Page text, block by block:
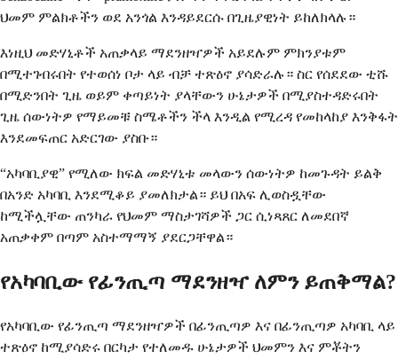
ህመም ምልክቶችን ወደ አንጎል እንዳይደርሱ በጊዜያዊነት ይከለክላሉ።
እነዚህ መድሃኒቶች አጠቃላይ ማደንዘዣዎች አይደሉም ምክንያቱም
በሚተገብሩበት የተወሰነ ቦታ ላይ ብቻ ተጽዕኖ ያሳድራሉ። ስር የሰደደው ቲሹ
በሚድንበት ጊዜ ወይም ቀጣይነት ያላቸውን ሁኔታዎች በሚያስተዳድሩበት
ጊዜ ሰውነትዎ የማይመቹ ስሜቶችን ችላ እንዲል የሚረዳ የመከላከያ እንቅፋት
እንደመፍጠር አድርገው ያስቡ።
“አካባቢያዊ” የሚለው ክፍል መድሃኒቱ መላውን ሰውነትዎ ከመጉዳት ይልቅ
በአንድ አካባቢ እንደሚቆይ ያመለክታል። ይህ በአፍ ሊወስዷቸው
ከሚችሏቸው ጠንካራ የህመም ማስታገሻዎች ጋር ሲነጻጸር ለመደበኛ
አጠቃቀም በጣም አስተማማኝ ያደርጋቸዋል።
የአካባቢው የፊንጢጣ ማደንዘዣ ለምን ይጠቅማል?
የአካባቢው የፊንጢጣ ማደንዘዣዎች በፊንጢጣዎ እና በፊንጢጣዎ አካባቢ ላይ
ተጽዕኖ ከሚያሳድሩ በርካታ የተለመዱ ሁኔታዎች ህመምን እና ምቾትን